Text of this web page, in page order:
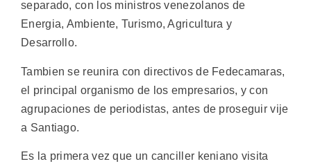
separado, con los ministros venezolanos de
Energia, Ambiente, Turismo, Agricultura y
Desarrollo.
Tambien se reunira con directivos de Fedecamaras,
el principal organismo de los empresarios, y con
agrupaciones de periodistas, antes de proseguir vije
a Santiago.
Es la primera vez que un canciller keniano visita